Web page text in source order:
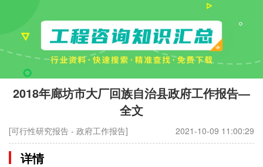
2018年廊坊市大厂回族自治县政府工作报告—
全文
[可行性研究报告 - 政府工作报告] 2021-10-09 11:00:29
详情